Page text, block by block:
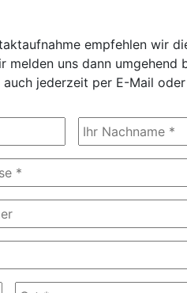
empfehlen wir
melden uns dann umgehend
auch jederzeit per E-Mail